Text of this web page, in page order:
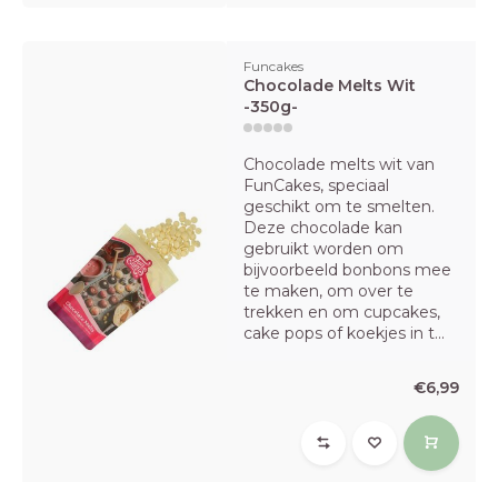
Funcakes
Chocolade Melts Wit
-350g-
Chocolade melts wit van
FunCakes, speciaal
geschikt om te smelten.
Deze chocolade kan
gebruikt worden om
bijvoorbeeld bonbons mee
te maken, om over te
trekken en om cupcakes,
cake pops of koekjes in t...
€6,99